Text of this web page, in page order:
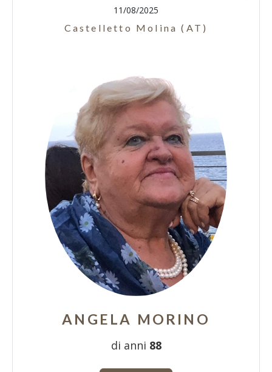
11/08/2025
Castelletto Molina (AT)
ANGELA MORINO
di anni 88